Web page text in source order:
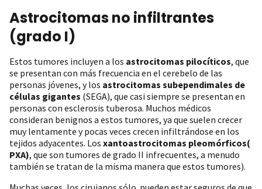
Astrocitomas no infiltrantes
(grado I)
Estos tumores incluyen a los astrocitomas pilocíticos, que
se presentan con más frecuencia en el cerebelo de las
personas jóvenes, y los astrocitomas subependimales de
células gigantes (SEGA), que casi siempre se presentan en
personas con esclerosis tuberosa. Muchos médicos
consideran benignos a estos tumores, ya que suelen crecer
muy lentamente y pocas veces crecen infiltrándose en los
tejidos adyacentes. Los xantoastrocitomas pleomórficos(
PXA), que son tumores de grado II infrecuentes, a menudo
también se tratan de la misma manera que estos tumores).